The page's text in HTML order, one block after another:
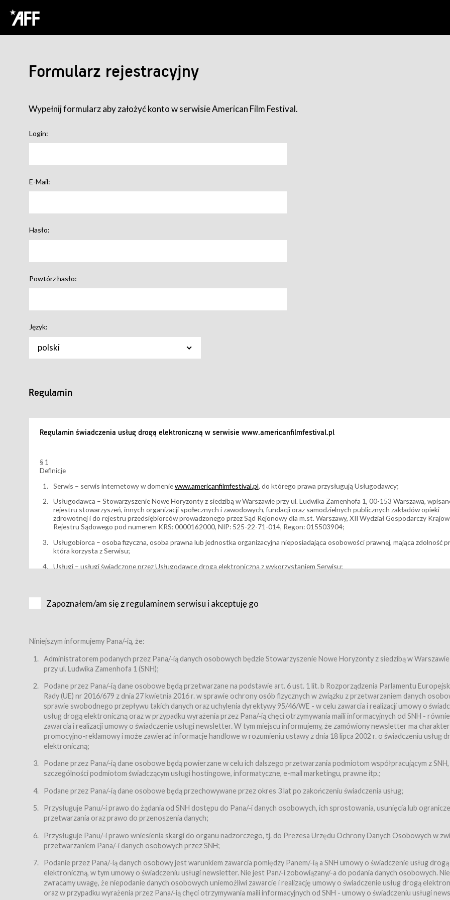
Formularz rejestracyjny
Wypełnij formularz aby założyć konto w serwisie American Film Festival.
Login:
E-Mail:
Hasło:
Powtórz hasło:
Język:
polski
Regulamin
Regulamin świadczenia usług drogą elektroniczną w serwisie www.americanfilmfestival.pl
§ 1
Definicje
Serwis – serwis internetowy w domeniewww.americanfilmfestival.pl, do którego prawa przysługują Usługodawcy;
Usługodawca – Stowarzyszenie Nowe Horyzonty z siedzibą w Warszawie przy ul. Ludwika Zamenhofa 1, 00-153 Warszawa,
rejestru stowarzyszeń, innych organizacji społecznych i zawodowych, fundacji oraz samodzielnych publicznych zakładów opieki
zdrowotnej i do rejestru przedsiębiorców prowadzonego przez Sąd Rejonowy dla m.st. Warszawy, XII Wydział Gospodarczy
Rejestru Sądowego pod numerem KRS: 0000162000, NIP: 525-22-71-014, Regon: 015503904;
Usługobiorca – osoba fizyczna, osoba prawna lub jednostka organizacyjna nieposiadająca osobowości prawnej, mająca zdolność
która korzysta z Serwisu;
Usługi – usługi świadczone przez Usługodawcę drogą elektroniczną z wykorzystaniem Serwisu;
Karnety – wybrane dokumenty potwierdzające zawarcie umowy z Usługodawcą i uprawniające do wzięcia udziału w Wydarzeniu,
Bilety – wybrane dokumenty potwierdzające zawarcie umowy z Usługodawcą i uprawniające do wzięcia udziału w Wydarzeniu,
przewidziane przez Usługodawcę dla danego Wydarzenia, tj. uprawniające do uczestnictwa w wielu albo w pojedynczych seansach
filmowych, wydarzeniach specjalnych i koncertach;
Sklep – sklep internetowy prowadzony przez Usługodawcę w Serwisie;
Regulamin – niniejszy regulamin.
§ 2
Postanowienia ogólne
Regulamin określa zasady:
świadczenia Usługobiorcom Usług przez Usługodawcę, z zastrzeżeniem usług, o których mowa w ust. 2 pkt. 4 i 5 poniżej,
zasady świadczenia precyzują odrębne regulaminy,
przetwarzania przez Usługodawcę danych osobowych Usługobiorców będących osobami fizycznymi.
Usługodawca świadczy w szczególności następujące Usługi:Usługodawca świadczy Usługi drogą elektroniczną w rozumieniu
dnia 18 lipca 2002 r. o świadczeniu usług drogą elektroniczną (Dz.U. z 2002 r., Nr 144, poz. 1204, z późń. zm.). Usługi świadczone są
nieodpłatnie.
usługę przeglądania i odczytywania przez Usługobiorców materiałów zamieszczanych w Serwisie,
usługę newsletter,
usługę zawierania na odległość umów nabycia Karnetów i Biletów,
usługę zawierania na odległość umów sprzedaży w Sklepie.
Usługodawca świadczy Usługi drogą elektroniczną w rozumieniu ustawy z dnia 18 lipca 2002 r. o świadczeniu usług drogą
(Dz.U. z 2002 r., Nr 144, poz. 1204, z późń. zm.). Usługi świadczone są nieodpłatnie.
Zapoznałem/am się z regulaminem serwisu i akceptuję go
Niniejszym informujemy Pana/-ią, że:
Administratorem podanych przez Pana/-ią danych osobowych będzie Stowarzyszenie Nowe Horyzonty z siedzibą w
przy ul. Ludwika Zamenhofa 1 (SNH);
Podane przez Pana/-ią dane osobowe będą przetwarzane na podstawie art. 6 ust. 1 lit. b Rozporządzenia Parlamentu
Rady (UE) nr 2016/679 z dnia 27 kwietnia 2016 r. w sprawie ochrony osób fizycznych w związku z przetwarzaniem danych
sprawie swobodnego przepływu takich danych oraz uchylenia dyrektywy 95/46/WE - w celu zawarcia i realizacji umowy o
usług drogą elektroniczną oraz w przypadku wyrażenia przez Pana/-ią chęci otrzymywania maili informacyjnych od SNH -
zawarcia i realizacji umowy o świadczenie usługi newsletter. W tym miejscu informujemy, że zamówiony newsletter ma charakter
promocyjno-reklamowy i może zawierać informacje handlowe w rozumieniu ustawy z dnia 18 lipca 2002 r. o świadczeniu usług
elektroniczną;
Podane przez Pana/-ią dane osobowe będą powierzane w celu ich dalszego przetwarzania podmiotom współpracującym z
szczególności podmiotom świadczącym usługi hostingowe, informatyczne, e-mail marketingu, prawne itp.;
Podane przez Pana/-ią dane osobowe będą przechowywane przez okres 3 lat po zakończeniu świadczenia usług;
Przysługuje Panu/-i prawo do żądania od SNH dostępu do Pana/-i danych osobowych, ich sprostowania, usunięcia lub
przetwarzania oraz prawo do przenoszenia danych;
Przysługuje Panu/-i prawo wniesienia skargi do organu nadzorczego, tj. do Prezesa Urzędu Ochrony Danych Osobowych w
przetwarzaniem Pana/-i danych osobowych przez SNH;
Podanie przez Pana/-ią danych osobowy jest warunkiem zawarcia pomiędzy Panem/-ią a SNH umowy o świadczenie usług drogą
elektroniczną, w tym umowy o świadczeniu usługi newsletter. Nie jest Pan/-i zobowiązany/-a do podania danych osobowych.
zwracamy uwagę, że niepodanie danych osobowych uniemożliwi zawarcie i realizację umowy o świadczenie usług drogą
oraz w przypadku wyrażenia przez Pana/-ią chęci otrzymywania maili informacyjnych od SNH - umowy o świadczeniu usługi